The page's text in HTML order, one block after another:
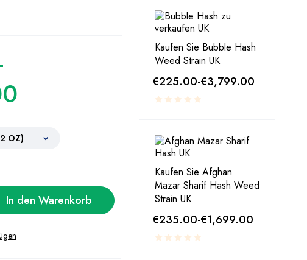
In den Warenkorb
Kaufen Sie Bubble Hash
Weed Strain UK
€225.00-€3,799.00
Kaufen Sie Afghan
Mazar Sharif Hash Weed
Strain UK
€235.00-€1,699.00